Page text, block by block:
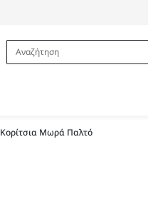
Κορίτσια Μωρά Παλτό